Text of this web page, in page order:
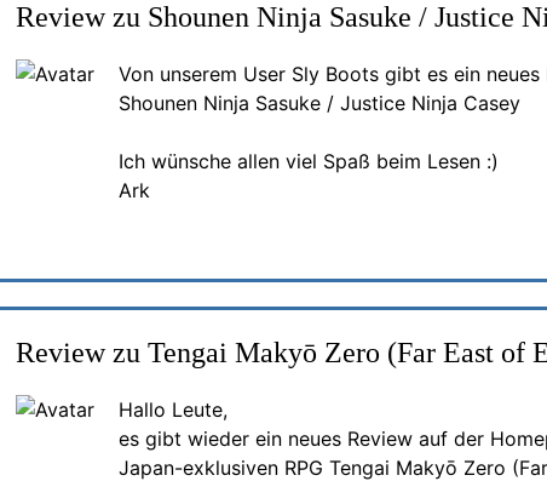
Review zu Shounen Ninja Sasuke / Justice
Von unserem User Sly Boots gibt es ein neues
Shounen Ninja Sasuke / Justice Ninja Casey
Ich wünsche allen viel Spaß beim Lesen :)
Ark
Review zu Tengai Makyō Zero (Far East of
Hallo Leute,
es gibt wieder ein neues Review auf der
Japan-exklusiven RPG Tengai Makyō Zero